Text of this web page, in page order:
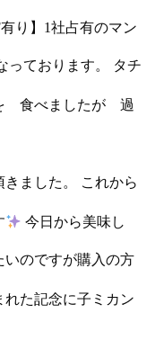
り】1社占有のマン
っております。 タチ
食べましたが 過
ました。 これから
今日から美味し
いのですが購入の方
た記念に子ミカン